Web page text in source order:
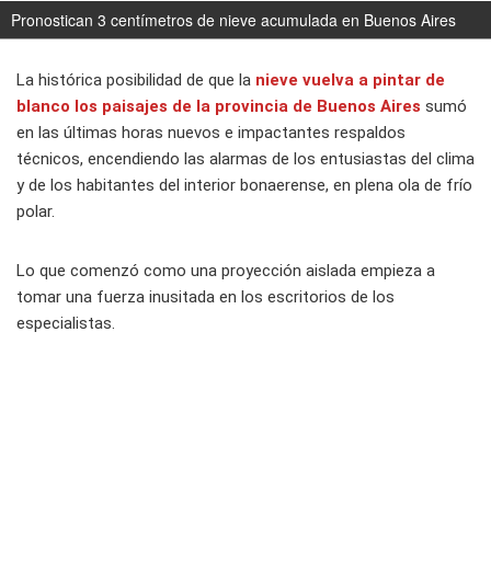
Pronostican 3 centímetros de nieve acumulada en Buenos Aires
La histórica posibilidad de que la nieve vuelva a pintar de
blanco los paisajes de la provincia de Buenos Aires sumó
en las últimas horas nuevos e impactantes respaldos
técnicos, encendiendo las alarmas de los entusiastas del clima
y de los habitantes del interior bonaerense, en plena ola de frío
polar.
Lo que comenzó como una proyección aislada empieza a
tomar una fuerza inusitada en los escritorios de los
especialistas.